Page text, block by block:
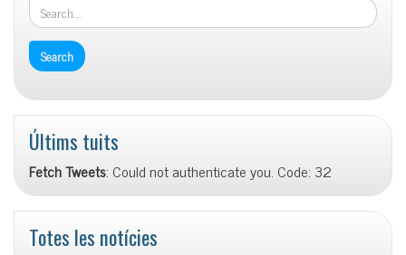
Últims tuits
Fetch Tweets: Could not authenticate you. Code: 32
Totes les notícies